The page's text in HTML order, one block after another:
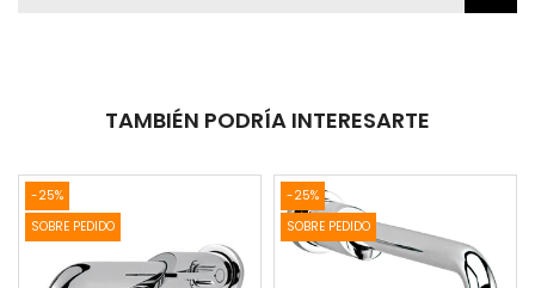
TAMBIÉN PODRÍA INTERESARTE
-25%
SOBRE PEDIDO
-25%
SOBRE PEDIDO